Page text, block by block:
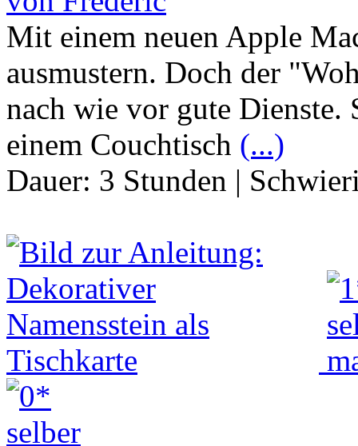
Mit einem neuen Apple
ausmustern. Doch der
nach wie vor gute Dienste.
einem Couchtisch (...)
Dauer: 3 Stunden |